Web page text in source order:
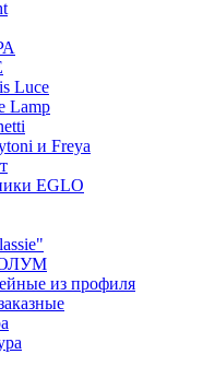
Luce
Lamp
и Freya
EGLO
из профиля